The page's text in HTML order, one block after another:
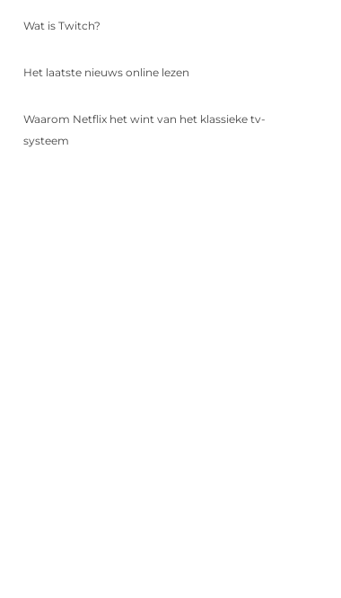
Wat is Twitch?
Het laatste nieuws online lezen
Waarom Netflix het wint van het klassieke tv-
systeem